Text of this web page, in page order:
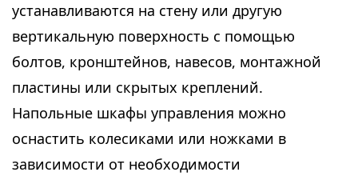
устанавливаются на стену или другую
вертикальную поверхность с помощью
болтов, кронштейнов, навесов, монтажной
пластины или скрытых креплений.
Напольные шкафы управления можно
оснастить колесиками или ножками в
зависимости от необходимости